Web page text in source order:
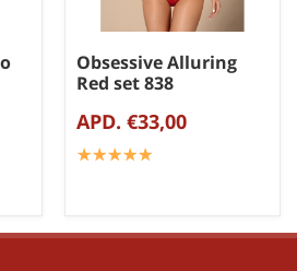
Obsessive Alluring
Red set 838
APD. €33,00
☆☆☆☆☆
★★★★★